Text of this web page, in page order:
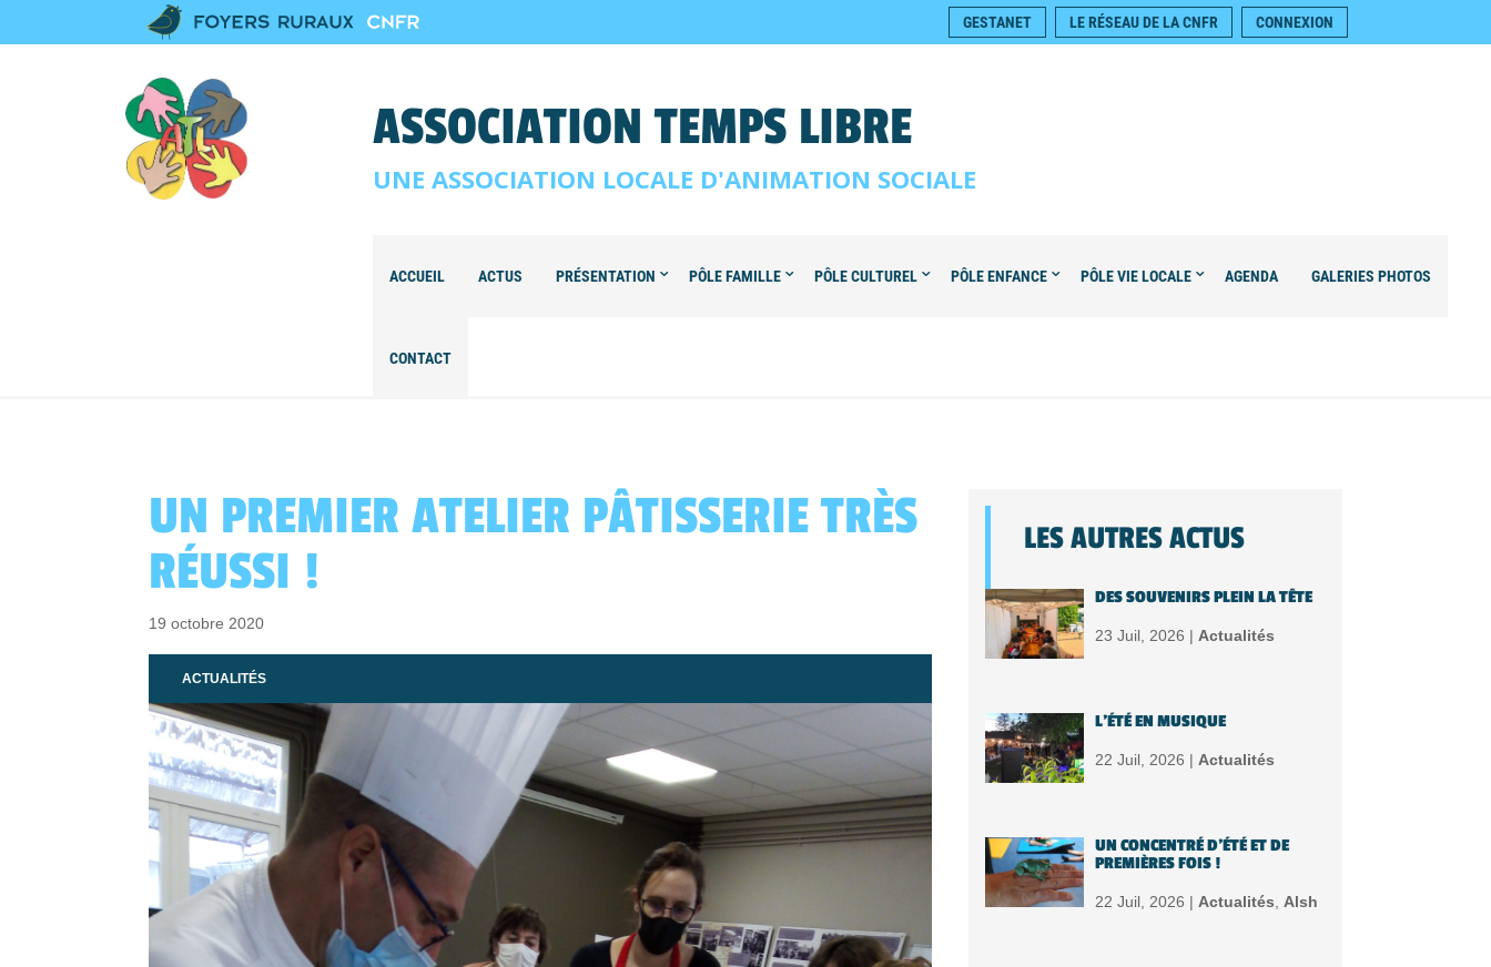
GESTANET LE RÉSEAU DE LA CNFR CONNEXION
ASSOCIATION TEMPS LIBRE
UNE ASSOCIATION LOCALE D'ANIMATION SOCIALE
ACCUEIL ACTUS PRÉSENTATION PÔLE FAMILLE PÔLE CULTUREL PÔLE ENFANCE PÔLE VIE LOCALE AGENDA GALERIES PHOTOS
CONTACT
UN PREMIER ATELIER PÂTISSERIE TRÈS
RÉUSSI !
19 octobre 2020
ACTUALITÉS
LES AUTRES ACTUS
DES SOUVENIRS PLEIN LA TÊTE
23 Juil, 2026 | Actualités
L’ÉTÉ EN MUSIQUE
22 Juil, 2026 | Actualités
UN CONCENTRÉ D’ÉTÉ ET DE
PREMIÈRES FOIS !
22 Juil, 2026 | Actualités, Alsh